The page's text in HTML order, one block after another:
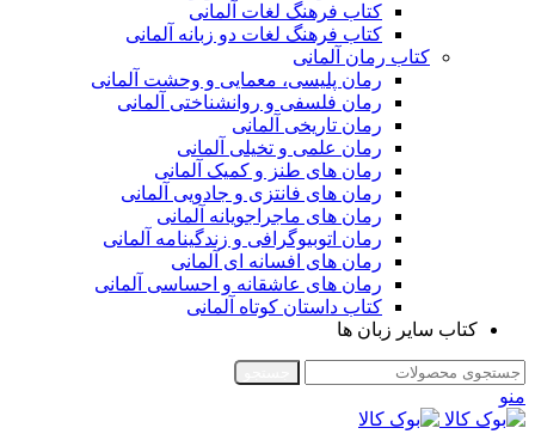
کتاب فرهنگ لغات آلمانی
کتاب فرهنگ لغات دو زبانه آلمانی
کتاب رمان آلمانی
رمان پلیسی، معمایی و وحشت آلمانی
رمان فلسفی و روانشناختی آلمانی
رمان تاریخی آلمانی
رمان علمی و تخیلی آلمانی
رمان های طنز و کمیک آلمانی
رمان های فانتزی و جادویی آلمانی
رمان های ماجراجویانه آلمانی
رمان اتوبیوگرافی و زندگینامه آلمانی
رمان های افسانه ای آلمانی
رمان های عاشقانه و احساسی آلمانی
کتاب داستان کوتاه آلمانی
کتاب سایر زبان ها
منو